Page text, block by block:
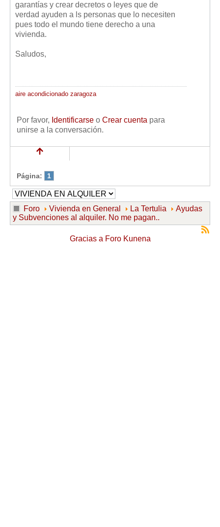
garantías y crear decretos o leyes que de
verdad ayuden a ls personas que lo necesiten
pues todo el mundo tiene derecho a una
vivienda.
Saludos,
aire acondicionado zaragoza
Por favor, Identificarse o Crear cuenta para
unirse a la conversación.
Página: 1
Foro Vivienda en General La Tertulia
Ayudas
y Subvenciones al alquiler. No me pagan..
Gracias a Foro Kunena